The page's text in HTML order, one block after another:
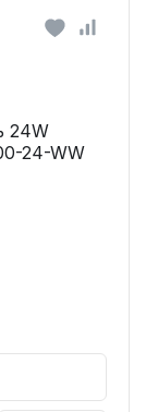
24W
24-WW